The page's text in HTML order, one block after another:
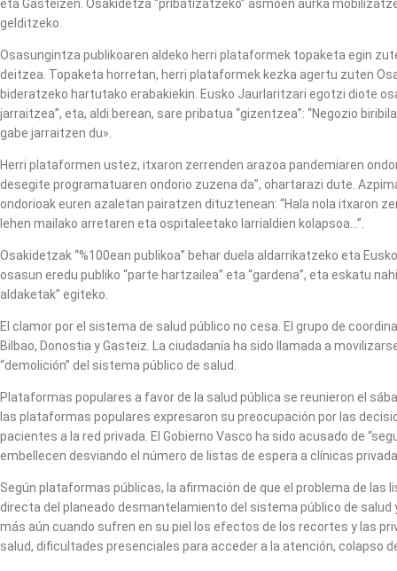
eta Gasteizen. Osakidetza “pribatizatzeko” asmoen aurka
gelditzeko.
Osasungintza publikoaren aldeko herri plataformek topaketa egin
deitzea. Topaketa horretan, herri plataformek kezka agertu zuten
bideratzeko hartutako erabakiekin. Eusko Jaurlaritzari egotzi diote
jarraitzea”, eta, aldi berean, sare pribatua “gizentzea”: “Negozio
gabe jarraitzen du».
Herri plataformen ustez, itxaron zerrenden arazoa pandemiaren
desegite programatuaren ondorio zuzena da”, ohartarazi dute.
ondorioak euren azaletan pairatzen dituztenean: “Hala nola itxaron
lehen mailako arretaren eta ospitaleetako larrialdien kolapsoa…”.
Osakidetzak “%100ean publikoa” behar duela aldarrikatzeko eta
osasun eredu publiko “parte hartzailea” eta “gardena”, eta eskatu
aldaketak” egiteko.
El clamor por el sistema de salud público no cesa. El grupo de
Bilbao, Donostia y Gasteiz. La ciudadanía ha sido llamada a
“demolición” del sistema público de salud.
Plataformas populares a favor de la salud pública se reunieron el
las plataformas populares expresaron su preocupación por las
pacientes a la red privada. El Gobierno Vasco ha sido acusado de
embellecen desviando el número de listas de espera a clínicas
Según plataformas públicas, la afirmación de que el problema de las
directa del planeado desmantelamiento del sistema público de salud
más aún cuando sufren en su piel los efectos de los recortes y las
salud, dificultades presenciales para acceder a la atención, colapso